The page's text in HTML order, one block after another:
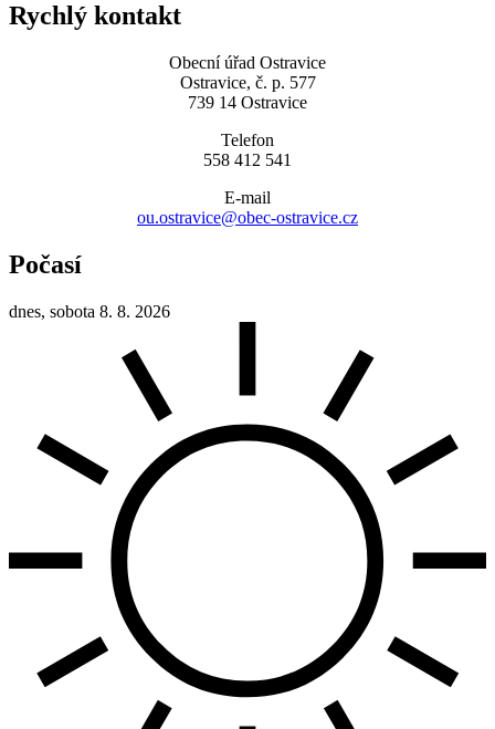
Rychlý kontakt
Obecní úřad Ostravice
Ostravice, č. p. 577
739 14 Ostravice
Telefon
558 412 541
E-mail
ou.ostravice@obec-ostravice.cz
Počasí
dnes, sobota 8. 8. 2026